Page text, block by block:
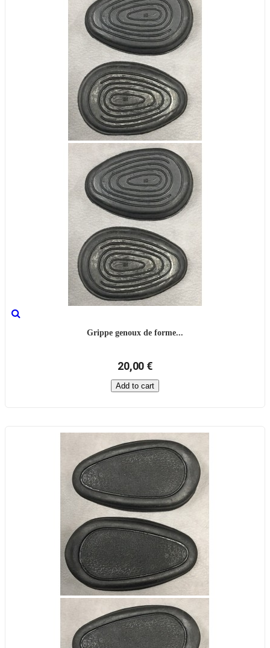
Grippe genoux de forme...
20,00 €
Add to cart